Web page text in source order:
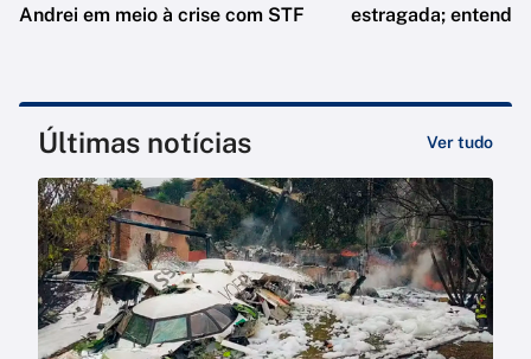
Andrei em meio à crise com STF
estragada; entenda
Últimas notícias Ver tudo